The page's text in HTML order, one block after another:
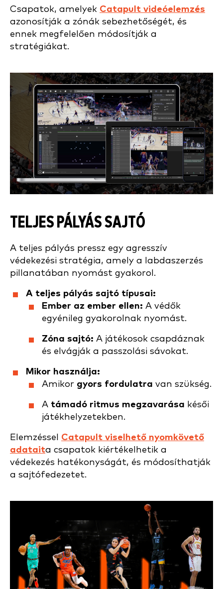
Csapatok, amelyek Catapult videóelemzés
azonosítják a zónák sebezhetőségét, és
ennek megfelelően módosítják a
stratégiákat.
TELJES PÁLYÁS SAJTÓ
A teljes pályás pressz egy agresszív
védekezési stratégia, amely a labdaszerzés
pillanatában nyomást gyakorol.
A teljes pályás sajtó típusai:
Ember az ember ellen: A védők
egyénileg gyakorolnak nyomást.
Zóna sajtó: A játékosok csapdáznak
és elvágják a passzolási sávokat.
Mikor használja:
Amikor gyors fordulatra van szükség.
A támadó ritmus megzavarása késői
játékhelyzetekben.
Elemzéssel Catapult viselhető nyomkövető
adataita csapatok kiértékelhetik a
védekezés hatékonyságát, és módosíthatják
a sajtófedezetet.